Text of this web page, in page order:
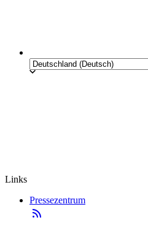
Links
Pressezentrum